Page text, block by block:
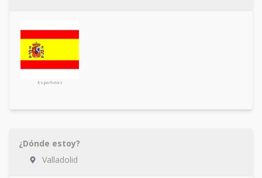
Españolas
¿Dónde estoy?
Valladolid